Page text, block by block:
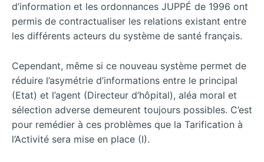
d’information et les ordonnances JUPPÉ de 1996 ont
permis de contractualiser les relations existant entre
les différents acteurs du système de santé français.
Cependant, même si ce nouveau système permet de
réduire l’asymétrie d’informations entre le principal
(Etat) et l’agent (Directeur d’hôpital), aléa moral et
sélection adverse demeurent toujours possibles. C’est
pour remédier à ces problèmes que la Tarification à
l’Activité sera mise en place (I).